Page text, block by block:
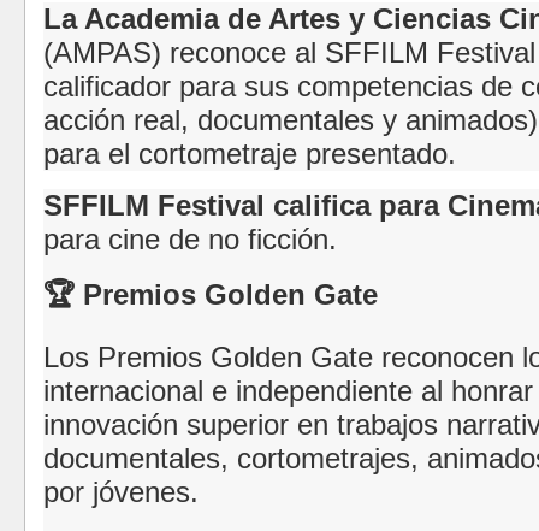
La Academia de Artes y Ciencias
(AMPAS) reconoce al SFFILM
calificador para sus competencias de
acción real, documentales y
para el cortometraje presentado.
SFFILM Festival califica para
para cine de no ficción.
🏆 Premios Golden Gate
Los Premios Golden Gate reconocen
internacional e independiente al
innovación superior en trabajos
documentales, cortometrajes,
por jóvenes.